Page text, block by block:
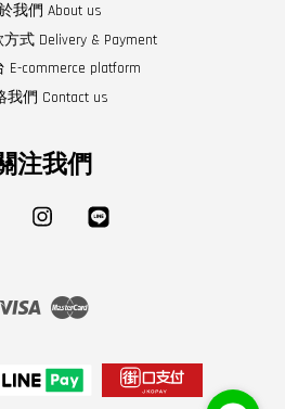
我們 About us
式 Delivery & Payment
E-commerce platform
我們 Contact us
注我們
Facebook Instagram
Visa Master